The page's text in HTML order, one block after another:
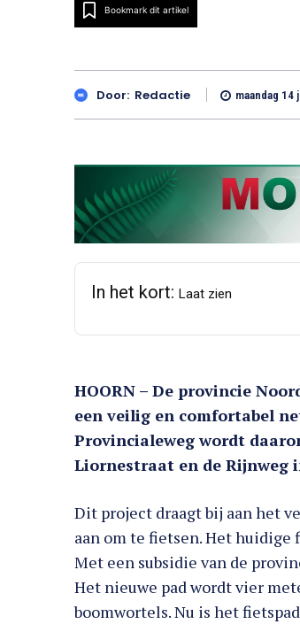
Bookmark dit artikel
Door: Redactie maandag 14
In het kort: Laat zien
HOORN – De provincie
een veilig en comfortabel
Provincialeweg wordt
Liornestraat en de Rijnweg
Dit project draagt bij aan het
aan om te fietsen. Het huidige
Met een subsidie van de
Het nieuwe pad wordt vier
boomwortels. Nu is het